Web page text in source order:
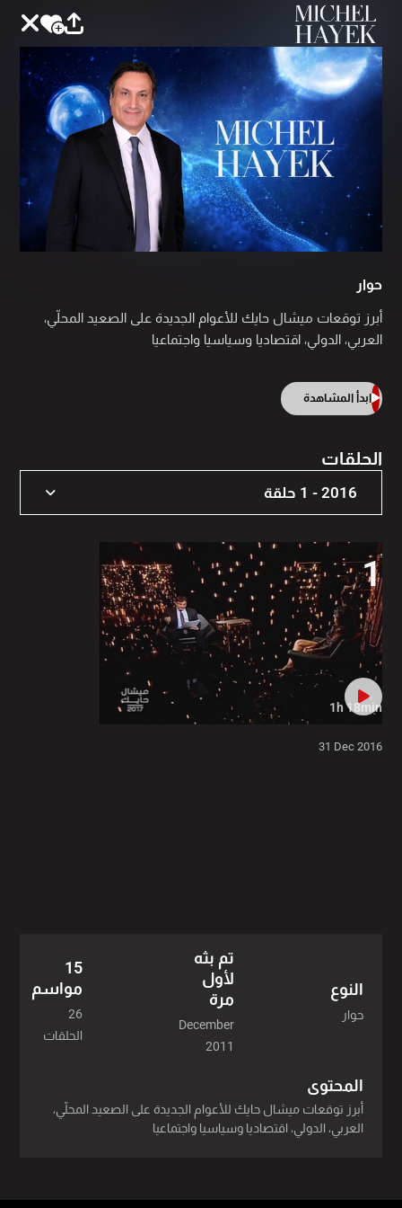
حوار
أبرز توقعات ميشال حايك للأعوام الجديدة على الصعيد المحلّي،
العربي، الدولي، اقتصاديا وسياسيا واجتماعيا
ابدأ المشاهدة
الحلقات
2016 - 1 حلقة
2026 - 2 حلقة
2025 - 2 حلقة
2024 - 2 حلقة
2023 - 1 حلقة
2022 - 2 حلقة
2014 - 3 حلقة
2012 - 4 حلقة
1
1h 18min
31 Dec 2016
النوع
حوار
تم بثه
لأول
مرة
December
2011
15
مواسم
26
الحلقات
المحتوى
أبرز توقعات ميشال حايك للأعوام الجديدة على الصعيد المحلّي،
العربي، الدولي، اقتصاديا وسياسيا واجتماعيا